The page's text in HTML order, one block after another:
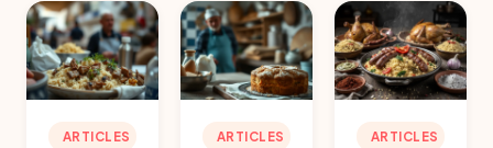
ARTICLES ARTICLES ARTICLES